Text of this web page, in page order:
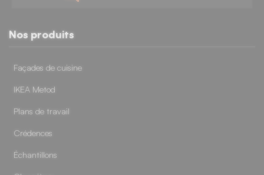
Nos produits
Façades de cuisine
IKEA Metod
Plans de travail
Crédences
Échantillons